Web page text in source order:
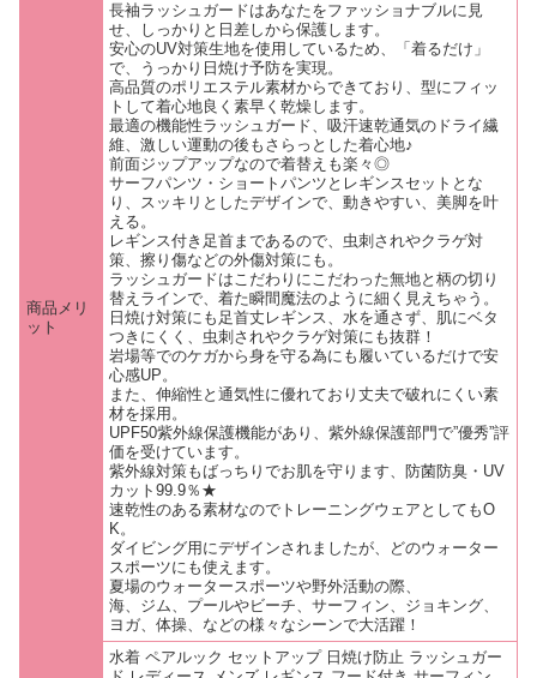
商品メリ
ット
長袖ラッシュガードはあなたをファッショナブルに見
せ、しっかりと日差しから保護します。
安心のUV対策生地を使用しているため、「着るだけ」
で、うっかり日焼け予防を実現。
高品質のポリエステル素材からできており、型にフィッ
トして着心地良く素早く乾燥します。
最適の機能性ラッシュガード、吸汗速乾通気のドライ繊
維、激しい運動の後もさらっとした着心地♪
前面ジップアップなので着替えも楽々◎
サーフパンツ・ショートパンツとレギンスセットとな
り、スッキリとしたデザインで、動きやすい、美脚を叶
える。
レギンス付き足首まであるので、虫刺されやクラゲ対
策、擦り傷などの外傷対策にも。
ラッシュガードはこだわりにこだわった無地と柄の切り
替えラインで、着た瞬間魔法のように細く見えちゃう。
日焼け対策にも足首丈レギンス、水を通さず、肌にベタ
つきにくく、虫刺されやクラゲ対策にも抜群！
岩場等でのケガから身を守る為にも履いているだけで安
心感UP。
また、伸縮性と通気性に優れており丈夫で破れにくい素
材を採用。
UPF50紫外線保護機能があり、紫外線保護部門で”優秀”評
価を受けています。
紫外線対策もばっちりでお肌を守ります、防菌防臭・UV
カット99.9％★
速乾性のある素材なのでトレーニングウェアとしてもO
K。
ダイビング用にデザインされましたが、どのウォーター
スポーツにも使えます。
夏場のウォータースポーツや野外活動の際、
海、ジム、プールやビーチ、サーフィン、ジョキング、
ヨガ、体操、などの様々なシーンで大活躍！
水着 ペアルック セットアップ 日焼け防止 ラッシュガー